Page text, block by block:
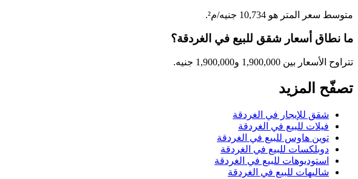
متوسط سعر المتر هو 10,734 جنيه/م².
ما نطاق أسعار شقق للبيع في الغردقة؟
تتراوح الأسعار بين 1,900,000 و1,900,000 جنيه.
تصفّح المزيد
شقق للإيجار في الغردقة
فيلات للبيع في الغردقة
توين هاوس للبيع في الغردقة
دوبلكسات للبيع في الغردقة
استوديوهات للبيع في الغردقة
شاليهات للبيع في الغردقة